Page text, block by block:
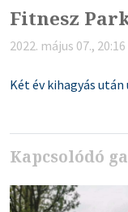
Fitnesz
2022. május 07., 20:16
Két év kihagyás
Kapcsolódó